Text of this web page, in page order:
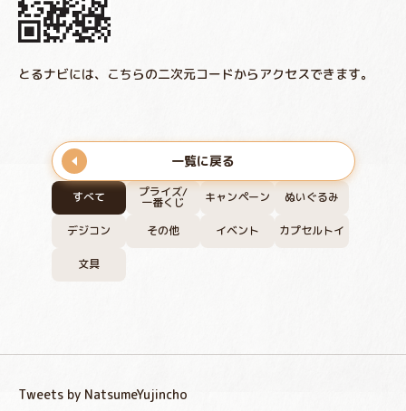
すべて プライズ/
一番くじ キャンペーン ぬいぐるみ
デジコン その他 イベント カプセルトイ
文具
とるナビには、こちらの二次元コードからアクセスできます。
一覧に戻る
Tweets by NatsumeYujincho